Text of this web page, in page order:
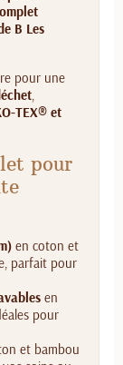
B Les
pour une
,
TEX® et
pour
en coton et
parfait pour
en
pour
et bambou